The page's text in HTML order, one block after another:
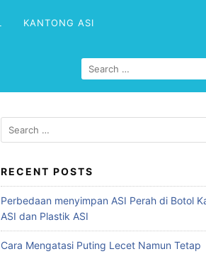
KANTONG ASI
RECENT POSTS
Perbedaan menyimpan ASI Perah di Botol
ASI dan Plastik ASI
Cara Mengatasi Puting Lecet Namun Tetap